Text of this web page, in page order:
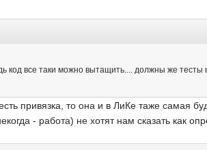
код все таки можно вытащить.... должны же тесты
привязка, то она и в ЛиКе таже самая
- работа) не хотят нам сказать как